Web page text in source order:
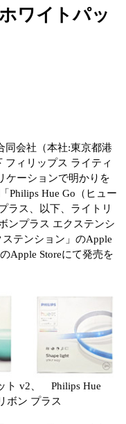
ホワイトパッ
同会社（本社:東京都港
フィリップス ライティ
ケーションで明かりを
Philips Hue Go（ヒュー
ラス、以下、ライトリ
ンプラス エクステンシ
テンション」のApple
Apple Storeにて発売を
ト v2、 Philips Hue
ボン プラス